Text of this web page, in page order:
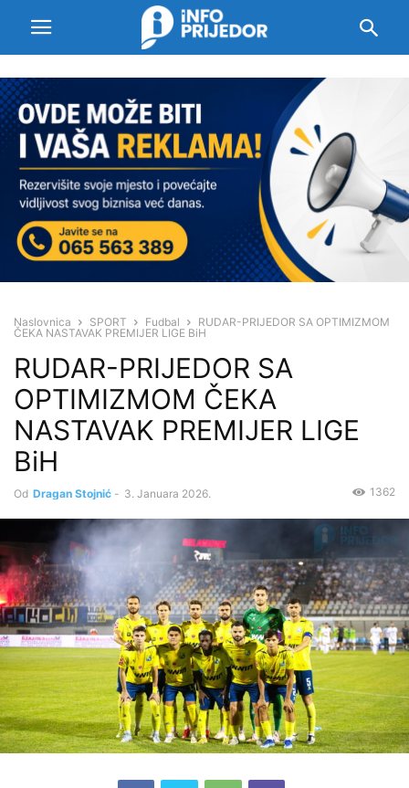
Naslovnica SPORT Fudbal
RUDAR-PRIJEDOR SA OPTIMIZMOM
ČEKA NASTAVAK PREMIJER LIGE BiH
RUDAR-PRIJEDOR SA
OPTIMIZMOM ČEKA
NASTAVAK PREMIJER LIGE
BiH
Od Dragan Stojnić - 3. Januara 2026. 1362